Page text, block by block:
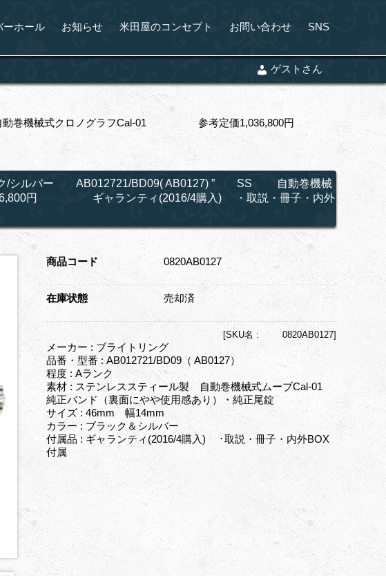
ーホール お知らせ 米田屋のコンセプト お問い合わせ SNS
ゲストさん
自動巻機械式クロノグラフCal-01 参考定価1,036,800円
/シルバー AB012721/BD09( AB0127) ” SS 自動巻機械
円 ギャランティ(2016/4購入) ・取説・冊子・内外
商品コード 0820AB0127
在庫状態 売却済
[SKU名 : 0820AB0127]
メーカー : ブライトリング
品番・型番 : AB012721/BD09（ AB0127）
程度 : Aランク
素材 : ステンレススティール製 自動巻機械式ムーブCal-01
純正バンド（裏面にやや使用感あり）・純正尾錠
サイズ : 46mm 幅14mm
カラー : ブラック＆シルバー
付属品 : ギャランティ(2016/4購入) ･取説・冊子・内外BOX
付属